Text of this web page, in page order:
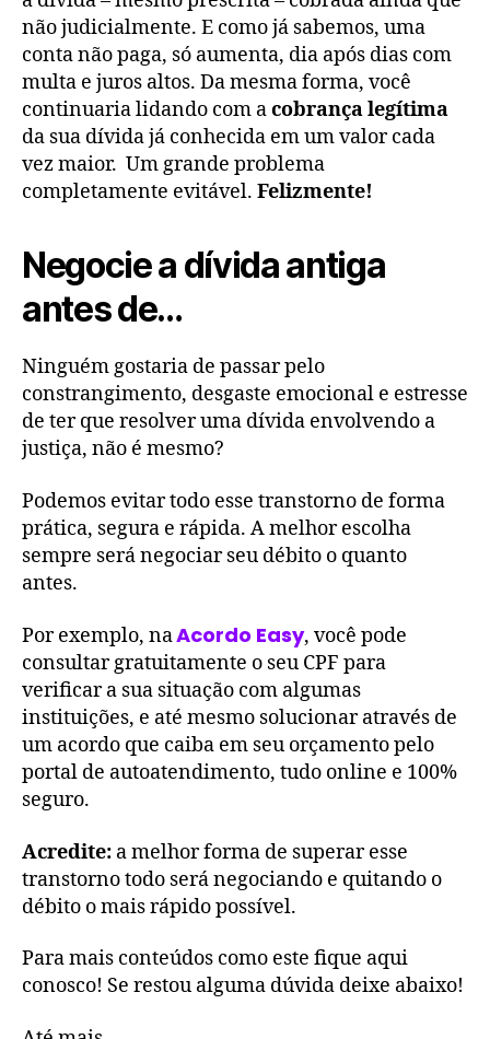
não judicialmente. E como já sabemos, uma
conta não paga, só aumenta, dia após dias com
multa e juros altos. Da mesma forma, você
continuaria lidando com acobrança legítima
da sua dívida já conhecida em um valor cada
vez maior. Um grande problema
completamente evitável. Felizmente!
Negocie a dívida antiga
antes de…
Ninguém gostaria de passar pelo
constrangimento, desgaste emocional e estresse
de ter que resolver uma dívida envolvendo a
justiça, não é mesmo?
Podemos evitar todo esse transtorno de forma
prática, segura e rápida. A melhor escolha
sempre será negociar seu débito o quanto
antes.
Por exemplo, naAcordo Easy, você pode
consultar gratuitamente o seu CPF para
verificar a sua situação com algumas
instituições, e até mesmo solucionar através de
um acordo que caiba em seu orçamento pelo
portal de autoatendimento, tudo online e 100%
seguro.
Acredite: a melhor forma de superar esse
transtorno todo será negociando e quitando o
débito o mais rápido possível.
Para mais conteúdos como este fique aqui
conosco! Se restou alguma dúvida deixe abaixo!